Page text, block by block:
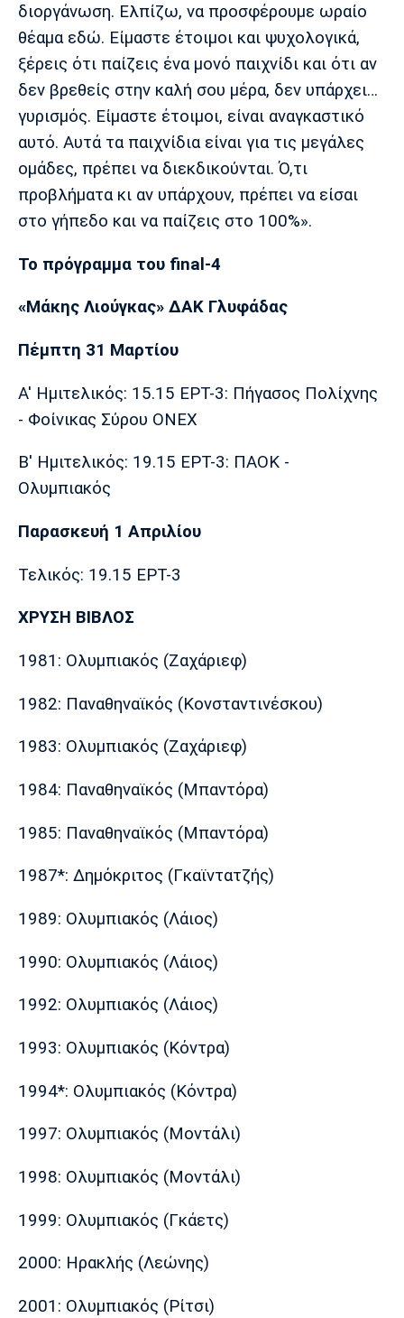
διοργάνωση. Ελπίζω, να προσφέρουμε ωραίο
θέαμα εδώ. Είμαστε έτοιμοι και ψυχολογικά,
ξέρεις ότι παίζεις ένα μονό παιχνίδι και ότι αν
δεν βρεθείς στην καλή σου μέρα, δεν υπάρχει…
γυρισμός. Είμαστε έτοιμοι, είναι αναγκαστικό
αυτό. Αυτά τα παιχνίδια είναι για τις μεγάλες
ομάδες, πρέπει να διεκδικούνται. Ό,τι
προβλήματα κι αν υπάρχουν, πρέπει να είσαι
στο γήπεδο και να παίζεις στο 100%».
Το πρόγραμμα του final-4
«Μάκης Λιούγκας» ΔΑΚ Γλυφάδας
Πέμπτη 31 Μαρτίου
Α' Ημιτελικός: 15.15 ΕΡΤ-3: Πήγασος Πολίχνης
- Φοίνικας Σύρου ΟΝΕΧ
Β' Ημιτελικός: 19.15 ΕΡΤ-3: ΠΑΟΚ -
Ολυμπιακός
Παρασκευή 1 Απριλίου
Τελικός: 19.15 ΕΡΤ-3
ΧΡΥΣΗ ΒΙΒΛΟΣ
1981: Ολυμπιακός (Ζαχάριεφ)
1982: Παναθηναϊκός (Κονσταντινέσκου)
1983: Ολυμπιακός (Ζαχάριεφ)
1984: Παναθηναϊκός (Μπαντόρα)
1985: Παναθηναϊκός (Μπαντόρα)
1987*: Δημόκριτος (Γκαϊντατζής)
1989: Ολυμπιακός (Λάιος)
1990: Ολυμπιακός (Λάιος)
1992: Ολυμπιακός (Λάιος)
1993: Ολυμπιακός (Κόντρα)
1994*: Ολυμπιακός (Κόντρα)
1997: Ολυμπιακός (Μοντάλι)
1998: Ολυμπιακός (Μοντάλι)
1999: Ολυμπιακός (Γκάετς)
2000: Ηρακλής (Λεώνης)
2001: Ολυμπιακός (Ρίτσι)